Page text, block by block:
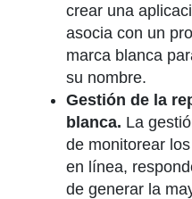
crear una
asocia con un
marca blanca
su nombre.
Gestión de la
blanca. La
de monitorear
en línea,
de generar la